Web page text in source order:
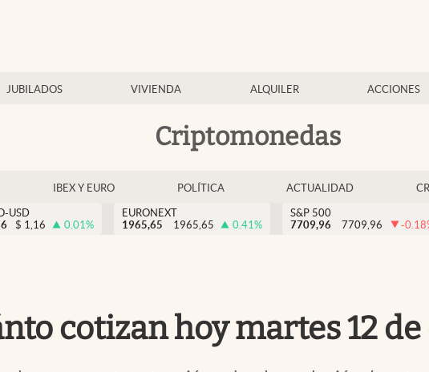
JUBILADOS VIVIENDA ALQUILER ACCIONES
Criptomonedas
IBEX Y EURO POLÍTICA ACTUALIDAD
USD
$ 1,16 0.01%
EURONEXT
1965,65
1965,65 0.41%
S&P 500
7709,96
7709,96 -0.18
cotizan hoy martes 12